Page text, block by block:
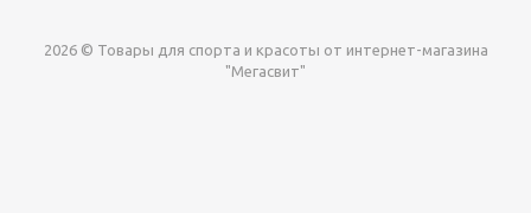
2026 © Товары для спорта и красоты от интернет-магазина
"Мегасвит"